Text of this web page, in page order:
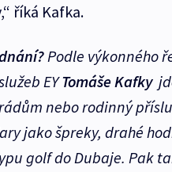
říká Kafka.
Podle výkonného
EYTomáše Kafky
nebo rodinný
jako špreky, drahé
golf do Dubaje. Pak